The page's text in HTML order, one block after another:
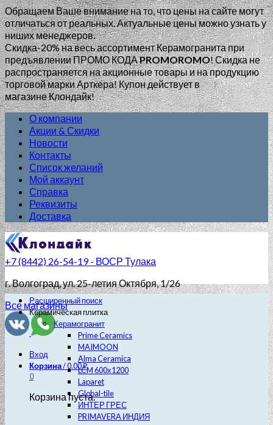
Обращаем Ваше внимание на то, что цены на сайте могут
отличаться от реальных. Актуальные цены можно узнать у
ниших менеджеров.
Скидка-20% на весь ассортимент Керамогранита при
предъявлении ПРОМО КОДАPROMOROMO!Скидка не
распространяется на акционные товары и на продукцию
торговой марки Арткера! Купон действует в
магазине Клондайк!
О компании
Акции & Скидки
Новости
Контакты
Список желаний
Мой аккаунт
Справка
Реквизиты
Доставка
+7 (8442) 26-54-19 - ВОСР Тулака
г. Волгоград, ул. 25-летия Октября, 1/26
Все магазины
Вход
Корзина/0.00₽
0
Корзина пуста.
Расширенный поиск
Керамическая плитка
Керамогранит
Prime Ceramics
MAIMOON
Alma Ceramica
LCM 600х1200
Laparet
Global-tile
ИНТЕР ГРЕС
PRIMAVERA ИНДИЯ